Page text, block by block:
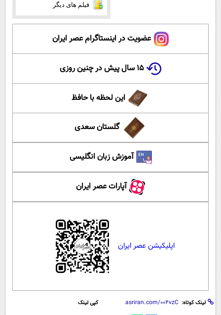
فیلم های دیگر
عضویت در اینستاگرام عصر ایران
۱۵ سال پیش در چنین روزی
این لحظه با حافظ
گلستان سعدی
آموزش زبان انگلیسی
آپارات عصر ایران
اپلیکیشن عصر ایران
لینک کوتاه: کپی لینک